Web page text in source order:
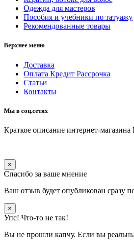
Одежда для мастеров
Пособия и учебники по татуажу
Рекомендованные товары
Верхнее меню
Доставка
Оплата Кредит Рассрочка
Статьи
Контакты
Мы в соц.сетях
Краткое описание интернет-магазина
×
Спасибо за ваше мнение
Ваш отзыв будет опубликован сразу
×
Упс! Что-то не так!
Вы не прошли капчу. Если вы